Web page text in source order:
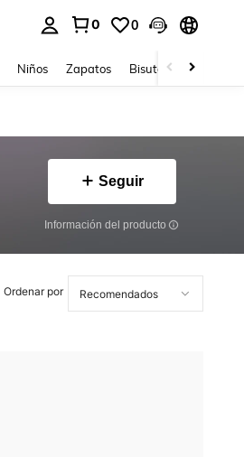
0 0
Niños Zapatos Bisutería Y
Seguir
Información del producto
Ordenar por